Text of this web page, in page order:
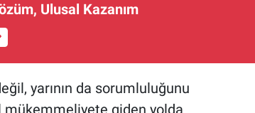
Ulusal Kazanım
yarının da sorumluluğunu
mükemmeliyete giden yolda